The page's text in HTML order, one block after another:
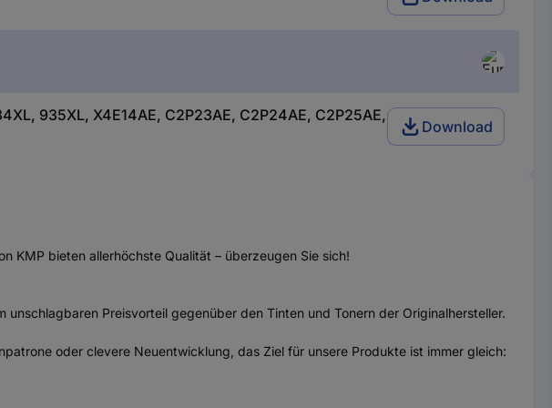
935XL, X4E14AE, C2P23AE, C2P24AE, C2P25AE,
Download
KMP bieten allerhöchste Qualität – überzeugen Sie sich!
Preisvorteil gegenüber den Tinten und Tonern der Originalhersteller.
oder clevere Neuentwicklung, das Ziel für unsere Produkte ist immer gleich: